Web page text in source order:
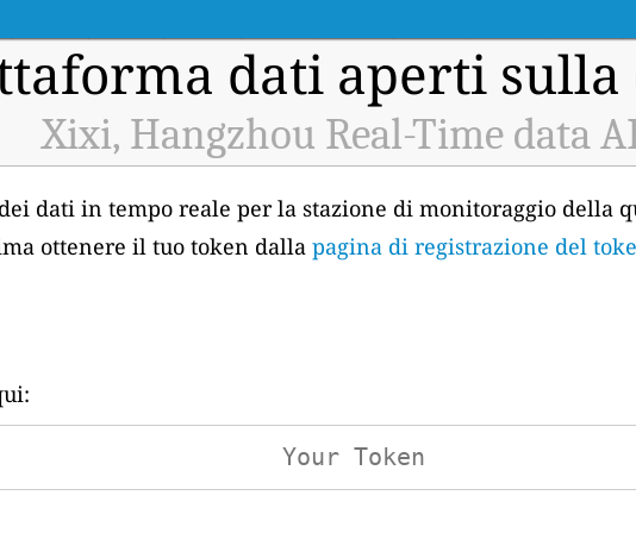
dati aperti
Xixi, Hangzhou Real-Time data
dati in tempo reale per la stazione di monitoraggio della
ottenere il tuo token dalla pagina di registrazione del